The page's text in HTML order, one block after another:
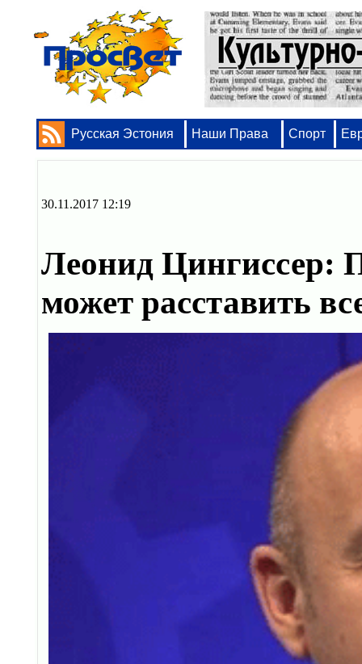
Русская Эстония Наши Права Спорт
30.11.2017 12:19
Леонид Цингиссер:
может расставить